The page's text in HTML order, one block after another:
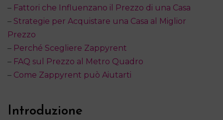
– Fattori che Influenzano il Prezzo di una Casa
– Strategie per Acquistare una Casa al Miglior
Prezzo
– Perché Scegliere Zappyrent
– FAQ sul Prezzo al Metro Quadro
– Come Zappyrent può Aiutarti
Introduzione